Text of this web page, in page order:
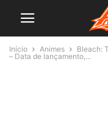
Início Animes
Bleach:
– Data de lançamento,...